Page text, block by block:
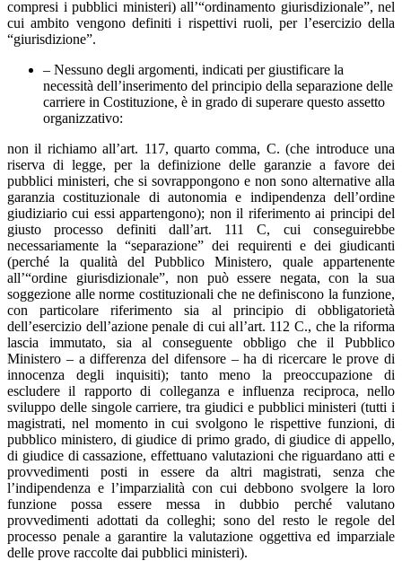
compresi i pubblici ministeri) all’“ordinamento giurisdizionale”, nel
cui ambito vengono definiti i rispettivi ruoli, per l’esercizio della
“giurisdizione”.
– Nessuno degli argomenti, indicati per giustificare la
necessità dell’inserimento del principio della separazione delle
carriere in Costituzione, è in grado di superare questo assetto
organizzativo:
non il richiamo all’art. 117, quarto comma, C. (che introduce una
riserva di legge, per la definizione delle garanzie a favore dei
pubblici ministeri, che si sovrappongono e non sono alternative alla
garanzia costituzionale di autonomia e indipendenza dell’ordine
giudiziario cui essi appartengono); non il riferimento ai principi del
giusto processo definiti dall’art. 111 C, cui conseguirebbe
necessariamente la “separazione” dei requirenti e dei giudicanti
(perché la qualità del Pubblico Ministero, quale appartenente
all’“ordine giurisdizionale”, non può essere negata, con la sua
soggezione alle norme costituzionali che ne definiscono la funzione,
con particolare riferimento sia al principio di obbligatorietà
dell’esercizio dell’azione penale di cui all’art. 112 C., che la riforma
lascia immutato, sia al conseguente obbligo che il Pubblico
Ministero – a differenza del difensore – ha di ricercare le prove di
innocenza degli inquisiti); tanto meno la preoccupazione di
escludere il rapporto di colleganza e influenza reciproca, nello
sviluppo delle singole carriere, tra giudici e pubblici ministeri (tutti i
magistrati, nel momento in cui svolgono le rispettive funzioni, di
pubblico ministero, di giudice di primo grado, di giudice di appello,
di giudice di cassazione, effettuano valutazioni che riguardano atti e
provvedimenti posti in essere da altri magistrati, senza che
l’indipendenza e l’imparzialità con cui debbono svolgere la loro
funzione possa essere messa in dubbio perché valutano
provvedimenti adottati da colleghi; sono del resto le regole del
processo penale a garantire la valutazione oggettiva ed imparziale
delle prove raccolte dai pubblici ministeri).